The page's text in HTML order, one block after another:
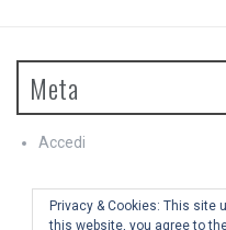
Meta
Accedi
Feed dei commenti
WordPress.org
Privacy & Cookies: This
this website, you agree to